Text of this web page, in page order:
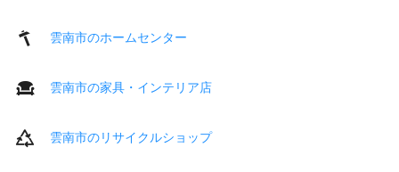
雲南市のホームセンター
雲南市の家具・インテリア店
雲南市のリサイクルショップ